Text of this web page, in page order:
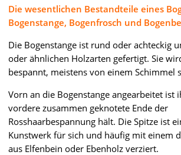
Die wesentlichen Bestandteile eines
Bogenstange, Bogenfrosch und
Die Bogenstange ist rund oder achteckig
oder ähnlichen Holzarten gefertigt. Sie
bespannt, meistens von einem Schimmel
Vorn an die Bogenstange angearbeitet ist
vordere zusammen geknotete Ende der
Rosshaarbespannung hält. Die Spitze ist
Kunstwerk für sich und häufig mit einem
aus Elfenbein oder Ebenholz verziert.